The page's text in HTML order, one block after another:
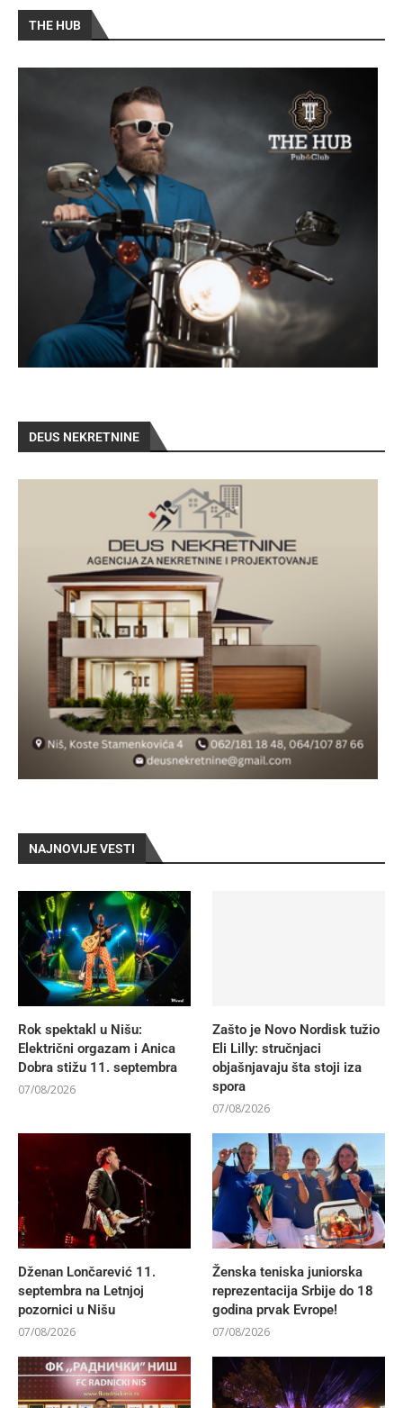
THE HUB
DEUS NEKRETNINE
NAJNOVIJE VESTI
Rok spektakl u Nišu:
Električni orgazam i Anica
Dobra stižu 11. septembra
07/08/2026
Zašto je Novo Nordisk tužio
Eli Lilly: stručnjaci
objašnjavaju šta stoji iza
spora
07/08/2026
Dženan Lončarević 11.
septembra na Letnjoj
pozornici u Nišu
07/08/2026
Ženska teniska juniorska
reprezentacija Srbije do 18
godina prvak Evrope!
07/08/2026